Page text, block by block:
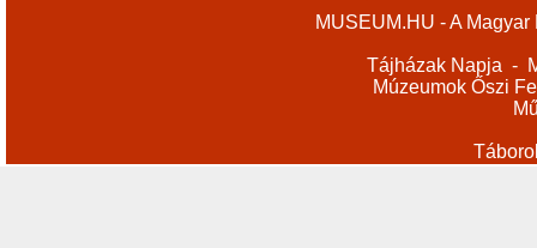
MUSEUM.HU - A
Tájházak Napja -
Múzeumok Őszi